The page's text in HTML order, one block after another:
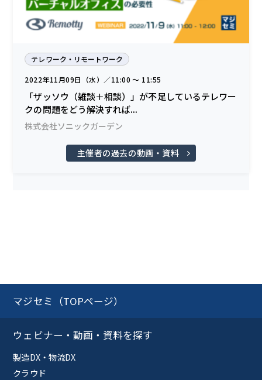
テレワーク・リモートワーク
2022年11月09日（水）／11:00 〜 11:55
「ザッソウ（雑談＋相談）」が不足しているテレワー
クの問題をどう解決すれば...
株式会社ソニックガーデン
主催者の過去の動画・資料
マジセミ（TOPページ）
ウェビナー・動画・資料を探す
製造DX・物流DX
クラウド